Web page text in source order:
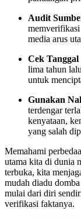
Audit
media arus
Cek
lima tahun
untuk
Gunakan
terdengar
kenyataan,
yang salah
Memahami
utama kita di dunia
terbuka, kita
mudah diadu
mulai dari diri
verifikasi faktanya.